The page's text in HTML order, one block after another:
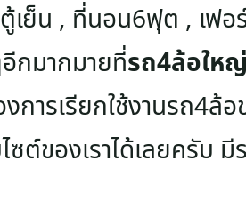
เย็น , ที่นอน6ฟุต , เฟ
กมากมายที่รถ4ล้อให
การเรียกใช้งานรถ4
ซต์ของเราได้เลยครับ